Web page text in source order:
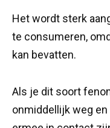
Het wordt sterk
te consumeren,
kan bevatten.
Als je dit soort
onmiddellijk weg